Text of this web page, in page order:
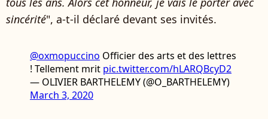
sincérité", a-t-il déclaré devant ses invités.
@oxmopuccino Officier des arts et des lettres
! Tellement mrit pic.twitter.com/hLARQBcyD2
— OLIVIER BARTHELEMY (@O_BARTHELEMY)
March 3, 2020